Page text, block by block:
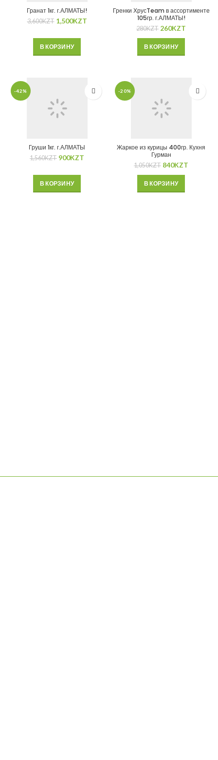
Гранат 1кг. г.АЛМАТЫ!
3,600KZT 1,500KZT
В КОРЗИНУ
Гренки ХрусTeam в ассортименте
105гр. г.АЛМАТЫ!
280KZT 260KZT
В КОРЗИНУ
-42%
Груши 1кг. г.АЛМАТЫ
1,560KZT 900KZT
В КОРЗИНУ
-20%
Жаркое из курицы 400гр. Кухня
Гурман
1,050KZT 840KZT
В КОРЗИНУ